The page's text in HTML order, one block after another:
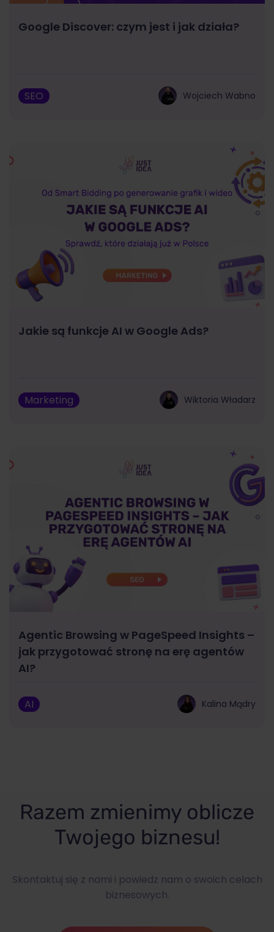
Google Discover: czym jest i jak działa?
SEO Wojciech Wabno
Jakie są funkcje AI w Google Ads?
Marketing Wiktoria Władarz
Agentic Browsing w PageSpeed Insights –
jak przygotować stronę na erę agentów
AI?
AI Kalina Mądry
Razem zmienimy oblicze
Twojego biznesu!
Skontaktuj się z nami i powiedz nam o swoich celach
biznesowych.